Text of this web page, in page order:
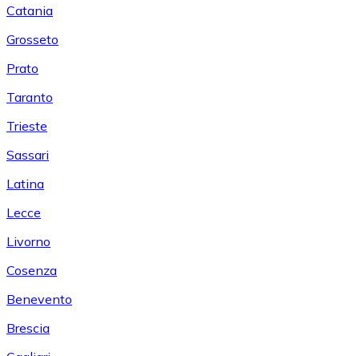
Catania
Grosseto
Prato
Taranto
Trieste
Sassari
Latina
Lecce
Livorno
Cosenza
Benevento
Brescia